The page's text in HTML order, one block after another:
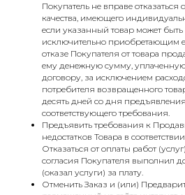
Покупатель не вправе отказаться
качества, имеющего
если указанный товар может
исключительно приобретающим
отказе Покупателя от товара
ему денежную сумму,
договору, за исключением
потребителя возвращенного
десять дней со дня
соответствующего требования.
Предъявить требования к
недостатков Товара в
Отказаться от оплаты работ
согласия Покупателя выполнил
(оказал услуги) за плату.
Отменить Заказ и (или)